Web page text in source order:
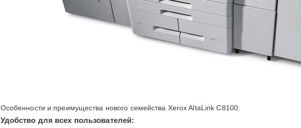
Особенности и преимущества нового семейства Xerox AltaLink С8100:
Удобство для всех пользователей: